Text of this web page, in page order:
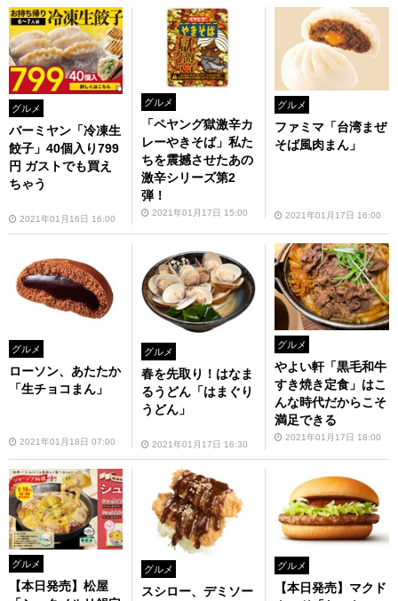
グルメ
バーミヤン「冷凍生
餃子」40個入り799
円 ガストでも買え
ちゃう
2021年01月16日 16:00
グルメ
「ペヤング獄激辛カ
レーやきそば」私た
ちを震撼させたあの
激辛シリーズ第2
弾！
2021年01月17日 15:00
グルメ
ファミマ「台湾まぜ
そば風肉まん」
2021年01月17日 16:00
グルメ
ローソン、あたたか
「生チョコまん」
2021年01月18日 07:00
グルメ
春を先取り！はなま
るうどん「はまぐり
うどん」
2021年01月17日 16:30
グルメ
やよい軒「黒毛和牛
すき焼き定食」はこ
んな時代だからこそ
満足できる
2021年01月17日 18:00
グルメ
【本日発売】松屋
グルメ
スシロー、デミソー
グルメ
【本日発売】マクド